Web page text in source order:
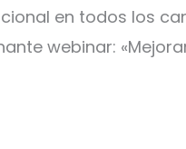
en todos los
webinar: